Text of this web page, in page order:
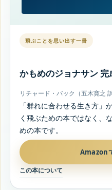
飛ぶことを思い出す一冊
かもめのジョナサン 完
リチャード・バック（五木寛之 訳
「群れに合わせる生き方」
く飛ぶための本ではなく、
めの本です。
Amazon
この本について